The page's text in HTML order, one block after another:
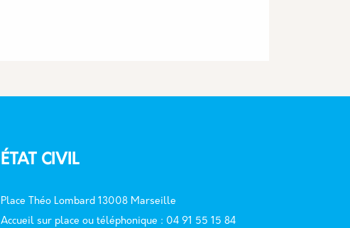
ÉTAT CIVIL
Place Théo Lombard 13008 Marseille
Accueil sur place ou téléphonique : 04 91 55 15 84